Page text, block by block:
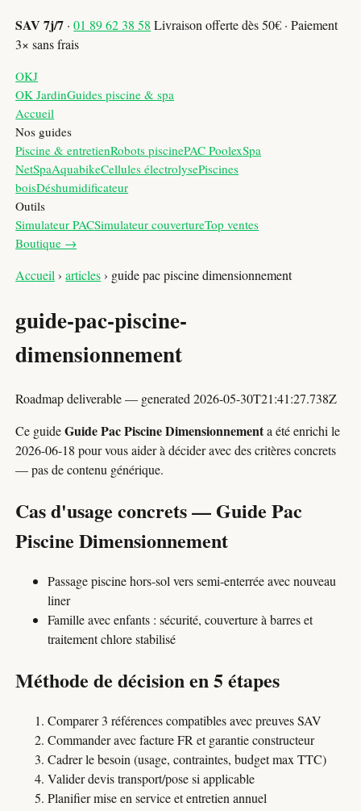
SAV 7j/7 ·01 89 62 38 58 Livraison offerte dès 50€ · Paiement
3× sans frais
OKJ
OK JardinGuides piscine & spa
Accueil
Nos guides
Piscine & entretienRobots piscinePAC PoolexSpa
NetSpaAquabikeCellules électrolysePiscines
boisDéshumidificateur
Outils
Simulateur PACSimulateur couvertureTop ventes
Boutique →
Accueil ›articles› guide pac piscine dimensionnement
guide-pac-piscine-
dimensionnement
Roadmap deliverable — generated 2026-05-30T21:41:27.738Z
Ce guideGuide Pac Piscine Dimensionnementa été enrichi le
2026-06-18 pour vous aider à décider avec des critères concrets
— pas de contenu générique.
Cas d'usage concrets — Guide Pac
Piscine Dimensionnement
Passage piscine hors-sol vers semi-enterrée avec nouveau
liner
Famille avec enfants : sécurité, couverture à barres et
traitement chlore stabilisé
Méthode de décision en 5 étapes
Comparer 3 références compatibles avec preuves SAV
Commander avec facture FR et garantie constructeur
Cadrer le besoin (usage, contraintes, budget max TTC)
Valider devis transport/pose si applicable
Planifier mise en service et entretien annuel